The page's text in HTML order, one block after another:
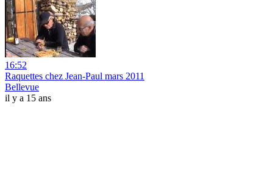
16:52
Raquettes chez Jean-Paul mars 2011
Bellevue
il y a 15 ans